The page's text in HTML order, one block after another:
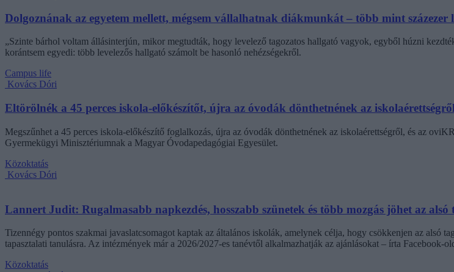
Dolgoznának az egyetem mellett, mégsem vállalhatnak diákmunkát – több mint százezer
„Szinte bárhol voltam állásinterjún, mikor megtudták, hogy levelező tagozatos hallgató vagyok, egyből húzni
korántsem egyedi: több levelezős hallgató számolt be hasonló nehézségekről.
Campus life
Kovács Dóri
Eltörölnék a 45 perces iskola-előkészítőt, újra az óvodák dönthetnének az iskolaérettségről
Megszűnhet a 45 perces iskola-előkészítő foglalkozás, újra az óvodák dönthetnének az iskolaérettségről, és az
Gyermekügyi Minisztériumnak a Magyar Óvodapedagógiai Egyesület.
Közoktatás
Kovács Dóri
Lannert Judit: Rugalmasabb napkezdés, hosszabb szünetek és több mozgás jöhet az
Tizennégy pontos szakmai javaslatcsomagot kaptak az általános iskolák, amelynek célja, hogy csökkenjen az alsó
tapasztalati tanulásra. Az intézmények már a 2026/2027-es tanévtől alkalmazhatják az ajánlásokat – írta Facebook-
Közoktatás